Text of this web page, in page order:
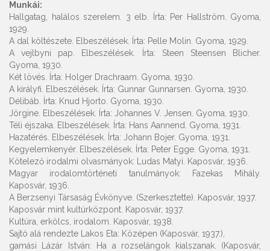
Munkái:
Hallgatag, halálos szerelem. 3 elb. Írta: Per Hallström. Gyoma,
1929.
A dal költészete. Elbeszélések. Írta: Pelle Molin. Gyoma, 1929.
A vejlbyni pap. Elbeszélések. Írta: Steen Steensen Blicher.
Gyoma, 1930.
Két lövés. Írta: Holger Drachraam. Gyoma, 1930.
A királyfi. Elbeszélések. Írta: Gunnar Gunnarsen. Gyoma, 1930.
Délibáb. Írta: Knud Hjorto. Gyoma, 1930.
Jörgine. Elbeszélések. Írta: Johannes V. Jensen. Gyoma, 1930.
Téli éjszaka. Elbeszélések. Írta: Hans Aannend. Gyoma, 1931.
Hazatérés. Elbeszélések. Írta: Johann Bojer. Gyoma, 1931.
Kegyelemkenyér. Elbeszélések. Írta: Peter Egge. Gyoma, 1931.
Kötelező irodalmi olvasmányok: Ludas Matyi. Kaposvár, 1936.
Magyar irodalomtörténeti tanulmányok: Fazekas Mihály.
Kaposvár, 1936.
A Berzsenyi Társaság Évkönyve. (Szerkesztette). Kaposvár, 1937.
Kaposvár mint kultúrközpont. Kaposvár, 1937.
Kultúra, erkölcs, irodalom. Kaposvár, 1938.
Sajtó alá rendezte Lakos Eta: Középen (Kaposvár, 1937.),
gamási Lázár István: Ha a rozselángok kialszanak. (Kaposvár,